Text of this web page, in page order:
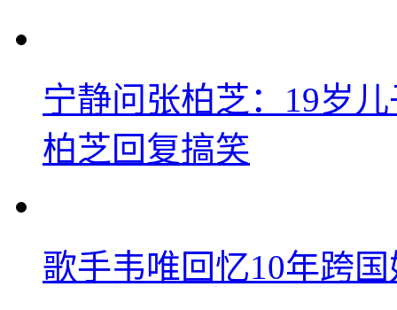
宁静问张柏芝：19岁
柏芝回复搞笑
歌手韦唯回忆10年跨